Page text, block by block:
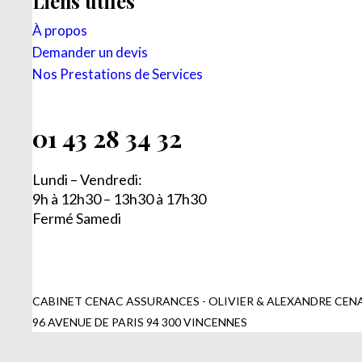
À propos
Demander un devis
Nos Prestations de Services
01 43 28 34 32
Lundi – Vendredi:
9h à 12h30 – 13h30 à 17h30
Fermé Samedi
CABINET CENAC ASSURANCES - OLIVIER & ALEXANDRE
96 AVENUE DE PARIS 94 300 VINCENNES